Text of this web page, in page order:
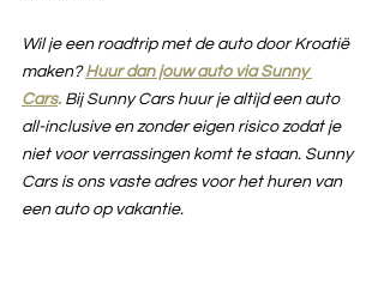
Wil je een roadtrip met de auto door Kroatië
maken? Huur dan jouw auto via Sunny
Cars. Bij Sunny Cars huur je altijd een auto
all-inclusive en zonder eigen risico zodat je
niet voor verrassingen komt te staan. Sunny
Cars is ons vaste adres voor het huren van
een auto op vakantie.